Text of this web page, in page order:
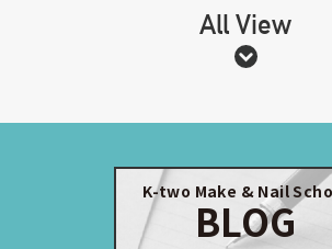
All View
K-two Make & Nail
BLOG